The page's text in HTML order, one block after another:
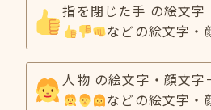
指を閉じた手 の絵文字
などの絵文字・
人物 の絵文字・顔文字
などの絵文字・